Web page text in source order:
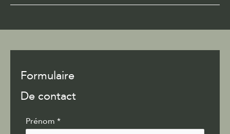
Formulaire
De contact
Formulaire
Prénom *